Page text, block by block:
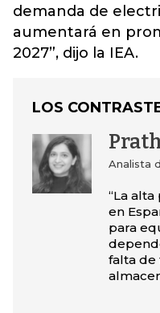
demanda de
aumentará en
2027”, dijo la IEA.
LOS
Analista
“La
en
para
falta de